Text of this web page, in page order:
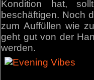
Kondition hat,
beschäftigen. Noch
zum Auffüllen wie
geht gut von der
werden.